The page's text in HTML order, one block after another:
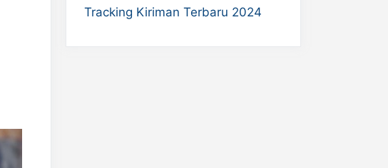
Tracking Kiriman Terbaru 2024